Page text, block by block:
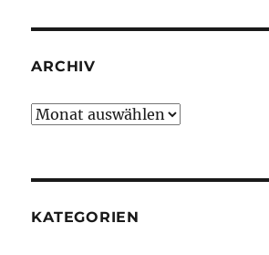
ARCHIV
Archiv
KATEGORIEN